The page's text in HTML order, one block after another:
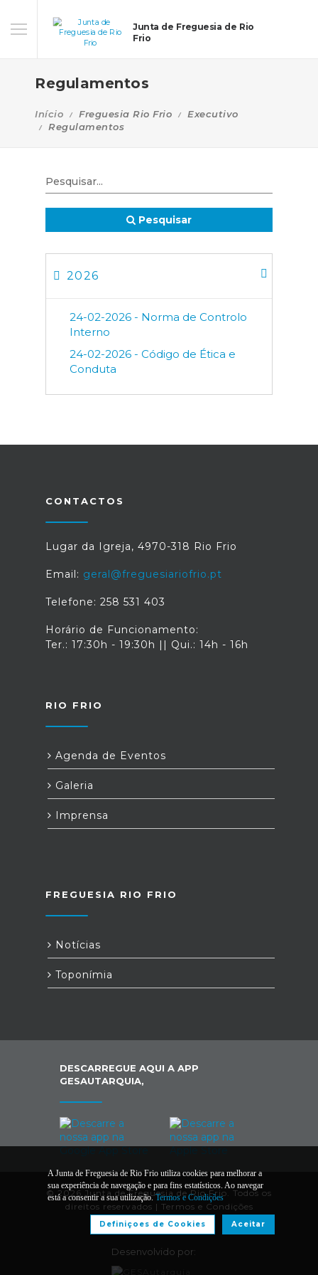
Junta de Freguesia de Rio
Frio
Regulamentos
Início Freguesia Rio Frio
Executivo
Regulamentos
Pesquisar
2026
24-02-2026 - Norma de Controlo
Interno
24-02-2026 - Código de Ética e
Conduta
CONTACTOS
Lugar da Igreja, 4970-318 Rio Frio
Email: geral@freguesiariofrio.pt
Telefone: 258 531 403
Horário de Funcionamento:
Ter.: 17:30h - 19:30h || Qui.: 14h - 16h
RIO FRIO
Agenda de Eventos
Galeria
Imprensa
FREGUESIA RIO FRIO
Notícias
Toponímia
DESCARREGUE AQUI A APP
GESAUTARQUIA,
© 2026 Junta de Freguesia de Rio Frio. Todos os
direitos reservados | Termos e Condições
Desenvolvido por:
A Junta de Freguesia de Rio Frio utiliza cookies para melhorar a
sua experiência de navegação e para fins estatísticos. Ao navegar
está a consentir a sua utilização.Termos e Condições
Aceitar
Definiçoes de Cookies